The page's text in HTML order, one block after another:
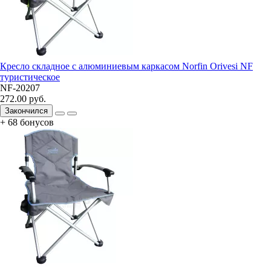
Кресло складное с алюминиевым каркасом Norfin Orivesi NF
туристическое
NF-20207
272.00 руб.
Закончился
+ 68 бонусов